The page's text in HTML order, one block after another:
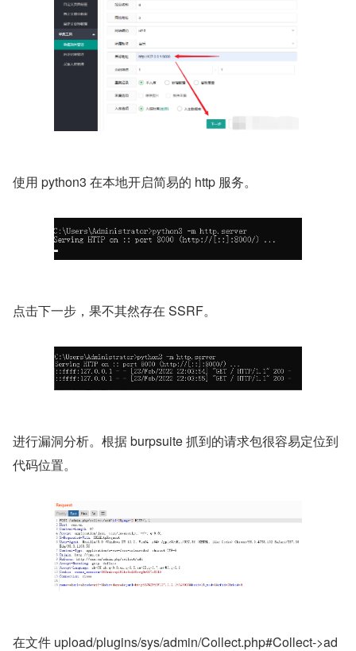
使用 python3 在本地开启简易的 http 服务。
点击下一步，果不其然存在 SSRF。
进行漏洞分析。根据 burpsuite 抓到的请求包很容易定位到
代码位置。
在文件 upload/plugins/sys/admin/Collect.php#Collect->ad